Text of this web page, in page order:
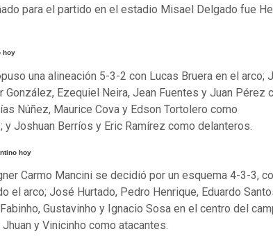
para el partido en el estadio Misael Delgado fue
hoy
una alineación 5-3-2 con Lucas Bruera en el arco;
González, Ezequiel Neira, Jean Fuentes y Juan Pérez
Núñez, Maurice Cova y Edson Tortolero como
Joshuan Berríos y Eric Ramírez como delanteros.
hoy
Carmo Mancini se decidió por un esquema 4-3-3,
el arco; José Hurtado, Pedro Henrique, Eduardo
Gustavinho y Ignacio Sosa en el centro del
y Vinicinho como atacantes.